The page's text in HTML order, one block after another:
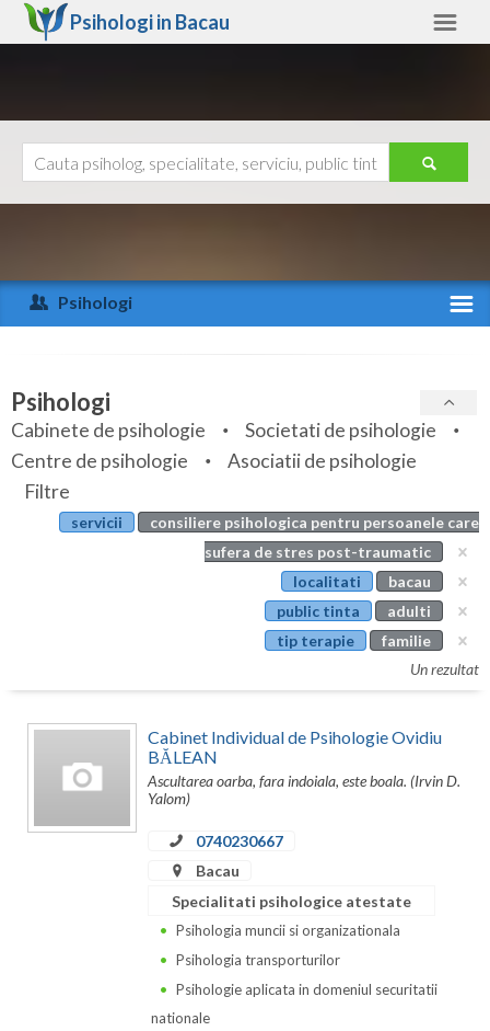
Psihologi in Bacau
Arad
Arges
Bihor
Bistrita-Nasaud
Botosani
Calarasi
Caras-Severin
Ajutor
Psihologi
Specialitati
Servicii
Articole
Evenimente
Psihologi
Cabinete de psihologie
Societati de psihologie
Centre de psihologie
Asociatii de psihologie
Filtre
servicii
consiliere psihologica pentru persoanele care
sufera de stres post-traumatic
localitati
bacau
public tinta
adulti
tip terapie
familie
Un rezultat
Cabinet Individual de Psihologie Ovidiu
BĂLEAN
Ascultarea oarba, fara indoiala, este boala. (Irvin D.
Yalom)
0740230667
Bacau
Specialitati psihologice atestate
Psihologia muncii si organizationala
Psihologia transporturilor
Psihologie aplicata in domeniul securitatii
nationale